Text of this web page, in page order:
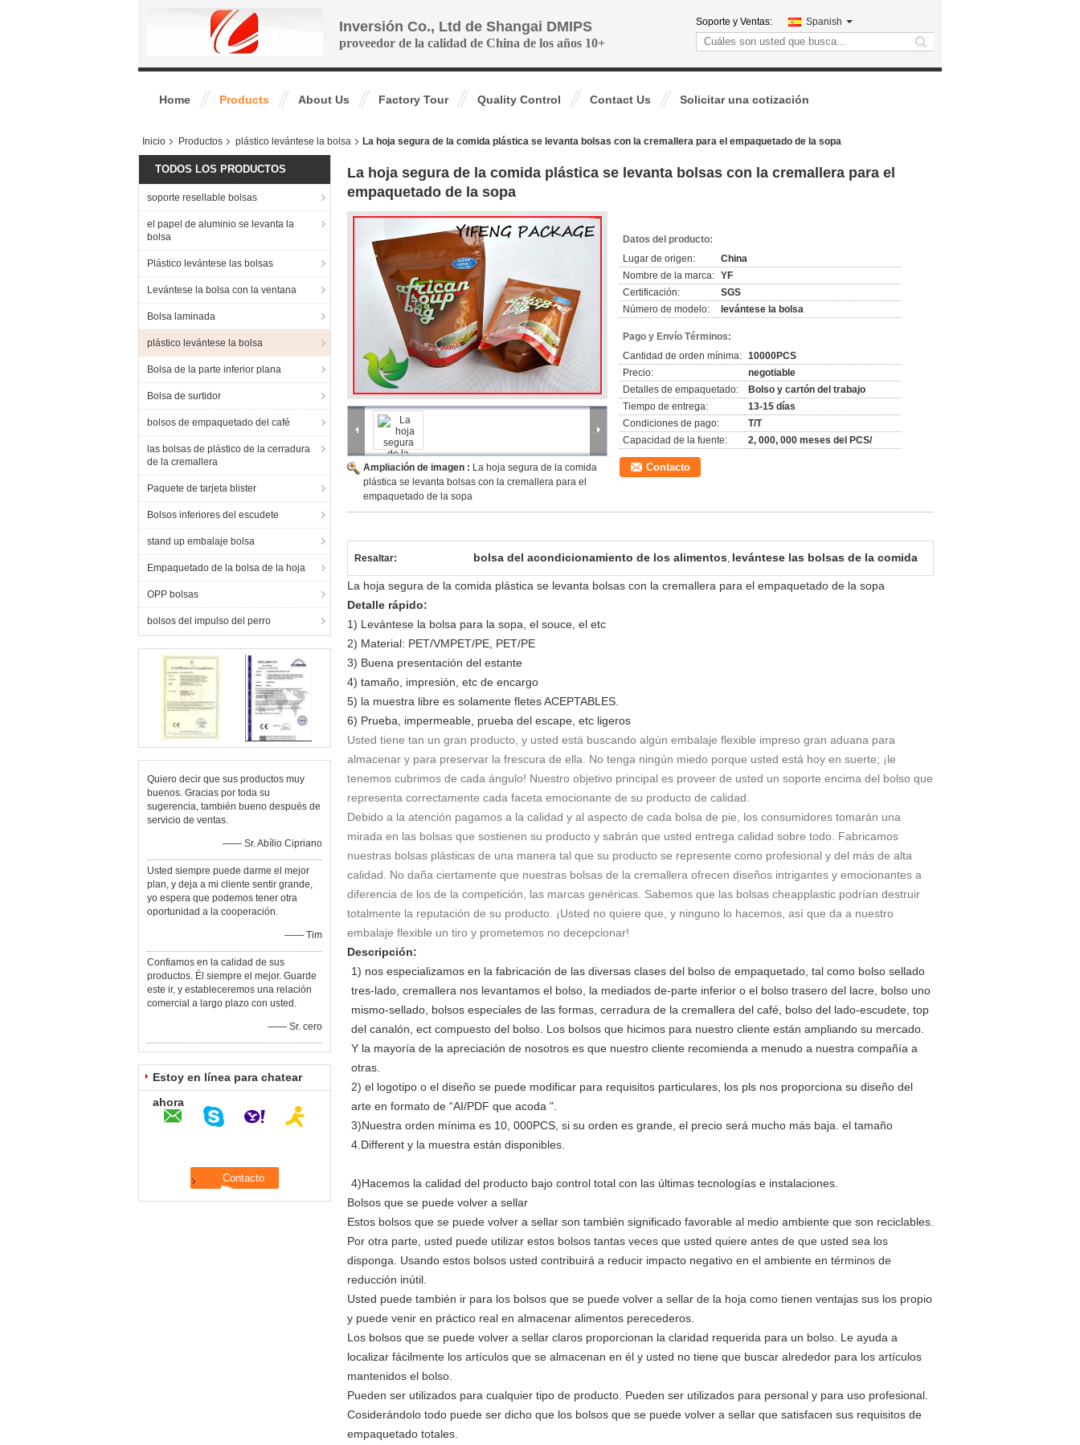
Inversión Co., Ltd de Shangai DMIPS
proveedor de la calidad de China de los años 10+
Soporte y Ventas: Spanish
search
Home Products About Us Factory Tour Quality Control Contact Us Solicitar una cotización
Inicio Productos plástico levántese la bolsa La hoja segura de la comida plástica se levanta bolsas con la cremallera para el empaquetado de la sopa
TODOS LOS PRODUCTOS
soporte resellable bolsas
el papel de aluminio se levanta la
bolsa
Plástico levántese las bolsas
Levántese la bolsa con la ventana
Bolsa laminada
plástico levántese la bolsa
Bolsa de la parte inferior plana
Bolsa de surtidor
bolsos de empaquetado del café
las bolsas de plástico de la cerradura
de la cremallera
Paquete de tarjeta blister
Bolsos inferiores del escudete
stand up embalaje bolsa
Empaquetado de la bolsa de la hoja
OPP bolsas
bolsos del impulso del perro
Quiero decir que sus productos muy
buenos. Gracias por toda su
sugerencia, también bueno después de
servicio de ventas.
—— Sr. Abílio Cipriano
Usted siempre puede darme el mejor
plan, y deja a mi cliente sentir grande,
yo espera que podemos tener otra
oportunidad a la cooperación.
—— Tim
Confiamos en la calidad de sus
productos. Él siempre el mejor. Guarde
este ir, y estableceremos una relación
comercial a largo plazo con usted.
—— Sr. cero
Estoy en línea para chatear
ahora
La hoja segura de la comida plástica se levanta bolsas con la cremallera para el
empaquetado de la sopa
Ampliación de imagen : La hoja segura de la comida
plástica se levanta bolsas con la cremallera para el
empaquetado de la sopa
Datos del producto:
Lugar de origen:
China
Nombre de la marca: YF
Certificación:
SGS
Número de modelo:
levántese la bolsa
Pago y Envío Términos:
Cantidad de orden mínima: 10000PCS
Precio:
negotiable
Detalles de empaquetado:
Bolso y cartón del trabajo
Tiempo de entrega:
13-15 días
Condiciones de pago:
T/T
Capacidad de la fuente:
2, 000, 000 meses del PCS/
Contacto
Resaltar: bolsa del acondicionamiento de los alimentos, levántese las bolsas de la comida
La hoja segura de la comida plástica se levanta bolsas con la cremallera para el empaquetado de la sopa
Detalle rápido:
1) Levántese la bolsa para la sopa, el souce, el etc
2) Material: PET/VMPET/PE, PET/PE
3) Buena presentación del estante
4) tamaño, impresión, etc de encargo
5) la muestra libre es solamente fletes ACEPTABLES.
6) Prueba, impermeable, prueba del escape, etc ligeros
Usted tiene tan un gran producto, y usted está buscando algún embalaje flexible impreso gran aduana para
almacenar y para preservar la frescura de ella. No tenga ningún miedo porque usted está hoy en suerte; ¡le
tenemos cubrimos de cada ángulo! Nuestro objetivo principal es proveer de usted un soporte encima del bolso que
representa correctamente cada faceta emocionante de su producto de calidad.
Debido a la atención pagamos a la calidad y al aspecto de cada bolsa de pie, los consumidores tomarán una
mirada en las bolsas que sostienen su producto y sabrán que usted entrega calidad sobre todo. Fabricamos
nuestras bolsas plásticas de una manera tal que su producto se represente como profesional y del más de alta
calidad. No daña ciertamente que nuestras bolsas de la cremallera ofrecen diseños intrigantes y emocionantes a
diferencia de los de la competición, las marcas genéricas. Sabemos que las bolsas cheapplastic podrían destruir
totalmente la reputación de su producto. ¡Usted no quiere que, y ninguno lo hacemos, así que da a nuestro
embalaje flexible un tiro y prometemos no decepcionar!
Descripción:
1) nos especializamos en la fabricación de las diversas clases del bolso de empaquetado, tal como bolso sellado
tres-lado, cremallera nos levantamos el bolso, la mediados de-parte inferior o el bolso trasero del lacre, bolso uno
mismo-sellado, bolsos especiales de las formas, cerradura de la cremallera del café, bolso del lado-escudete, top
del canalón, ect compuesto del bolso. Los bolsos que hicimos para nuestro cliente están ampliando su mercado.
Y la mayoría de la apreciación de nosotros es que nuestro cliente recomienda a menudo a nuestra compañía a
otras.
2) el logotipo o el diseño se puede modificar para requisitos particulares, los pls nos proporciona su diseño del
arte en formato de “AI/PDF que acoda ".
3)Nuestra orden mínima es 10, 000PCS, si su orden es grande, el precio será mucho más baja. el tamaño
4.Different y la muestra están disponibles.
4)Hacemos la calidad del producto bajo control total con las últimas tecnologías e instalaciones.
Bolsos que se puede volver a sellar
Estos bolsos que se puede volver a sellar son también significado favorable al medio ambiente que son reciclables.
Por otra parte, usted puede utilizar estos bolsos tantas veces que usted quiere antes de que usted sea los
disponga. Usando estos bolsos usted contribuirá a reducir impacto negativo en el ambiente en términos de
reducción inútil.
Usted puede también ir para los bolsos que se puede volver a sellar de la hoja como tienen ventajas sus los propio
y puede venir en práctico real en almacenar alimentos perecederos.
Los bolsos que se puede volver a sellar claros proporcionan la claridad requerida para un bolso. Le ayuda a
localizar fácilmente los artículos que se almacenan en él y usted no tiene que buscar alrededor para los artículos
mantenidos el bolso.
Pueden ser utilizados para cualquier tipo de producto. Pueden ser utilizados para personal y para uso profesional.
Cosiderándolo todo puede ser dicho que los bolsos que se puede volver a sellar que satisfacen sus requisitos de
empaquetado totales.